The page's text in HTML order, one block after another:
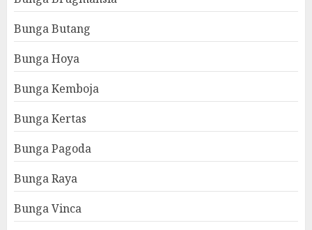
Bunga Butang
Bunga Hoya
Bunga Kemboja
Bunga Kertas
Bunga Pagoda
Bunga Raya
Bunga Vinca